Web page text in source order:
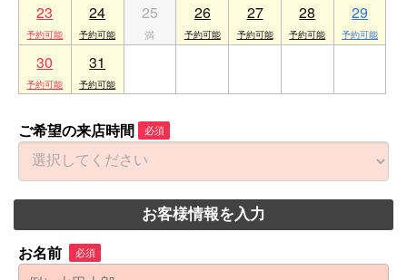
23 24 25 26 27 28 29
30 31
ご希望の来店時間 必須
お客様情報を入力
お名前 必須